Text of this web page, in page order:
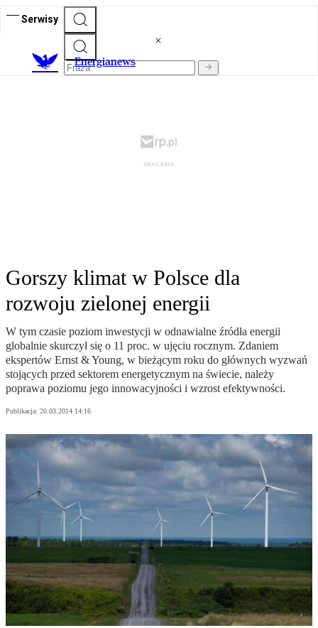
Serwisy
Energianews
Gorszy klimat w Polsce dla
rozwoju zielonej energii
W tym czasie poziom inwestycji w odnawialne źródła energii
globalnie skurczył się o 11 proc. w ujęciu rocznym. Zdaniem
ekspertów Ernst & Young, w bieżącym roku do głównych wyzwań
stojących przed sektorem energetycznym na świecie, należy
poprawa poziomu jego innowacyjności i wzrost efektywności.
Publikacja: 20.03.2014 14:16